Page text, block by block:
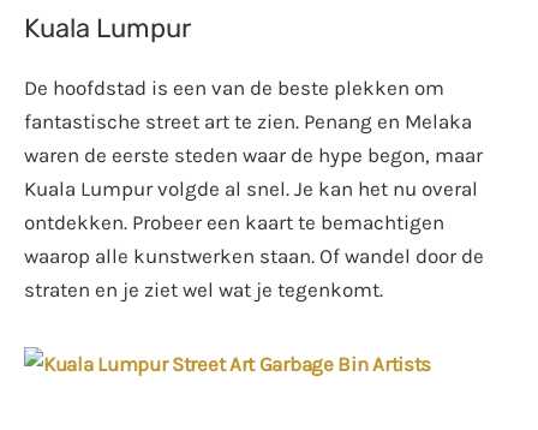
Kuala Lumpur
De hoofdstad is een van de beste plekken om
fantastische street art te zien. Penang en Melaka
waren de eerste steden waar de hype begon, maar
Kuala Lumpur volgde al snel. Je kan het nu overal
ontdekken. Probeer een kaart te bemachtigen
waarop alle kunstwerken staan. Of wandel door de
straten en je ziet wel wat je tegenkomt.